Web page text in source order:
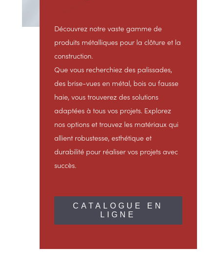
Découvrez notre vaste gamme de
produits métalliques pour la clôture et la
construction.
Que vous recherchiez des palissades,
des brise-vues en métal, bois ou fausse
haie, vous trouverez des solutions
adaptées à tous vos projets. Explorez
nos options et trouvez les matériaux qui
allient robustesse, esthétique et
durabilité pour réaliser vos projets avec
succès.
CATALOGUE EN
LIGNE